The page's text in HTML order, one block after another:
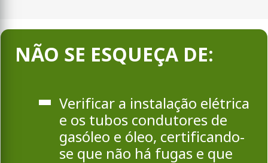
NÃO SE ESQUEÇA DE:
Verificar a instalação elétrica
e os tubos condutores de
gasóleo e óleo, certificando-
se que não há fugas e que